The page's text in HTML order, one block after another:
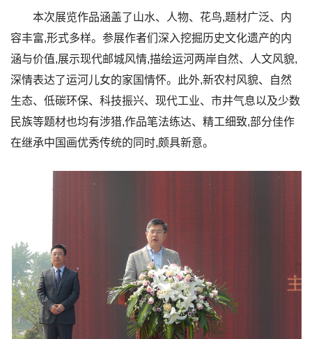
本次展览作品涵盖了山水、人物、花鸟,题材广泛、内
容丰富,形式多样。参展作者们深入挖掘历史文化遗产的内
涵与价值,展示现代邮城风情,描绘运河两岸自然、人文风貌,
深情表达了运河儿女的家国情怀。此外,新农村风貌、自然
生态、低碳环保、科技振兴、现代工业、市井气息以及少数
民族等题材也均有涉猎,作品笔法练达、精工细致,部分佳作
在继承中国画优秀传统的同时,颇具新意。